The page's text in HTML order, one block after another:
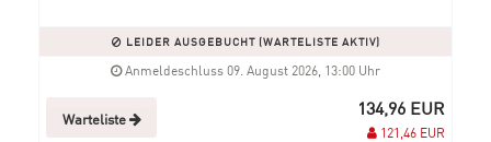
LEIDER AUSGEBUCHT (WARTELISTE AKTIV)
Anmeldeschluss 09. August 2026, 13:00 Uhr
Warteliste 134,96 EUR
121,46 EUR